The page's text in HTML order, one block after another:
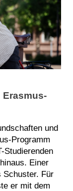
Erasmus-
und
Programm
Studierenden
Einer
Schuster. Für
er mit dem